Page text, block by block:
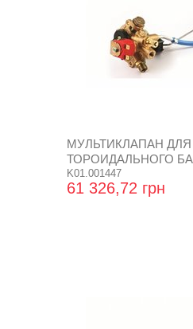
МУЛЬТИКЛАПАН ДЛЯ
ТОРОИДАЛЬНОГО
K01.001447
61 326,72 грн